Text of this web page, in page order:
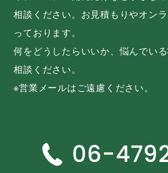
相談ください。お見積もりやオン
っております。
何をどうしたらいいか、悩んでい
相談ください。
※営業メールはご遠慮ください。
06-